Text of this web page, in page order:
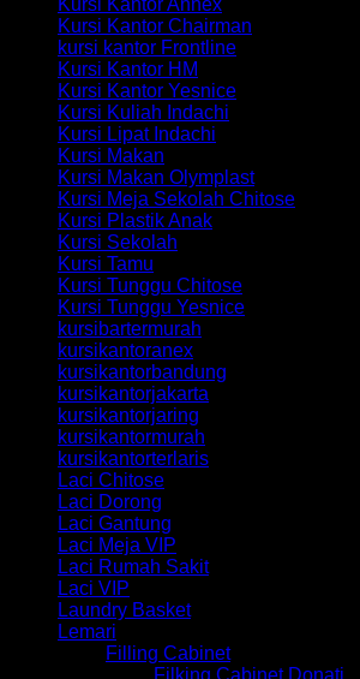
Kursi Kantor Chairman
kursi kantor Frontline
Kursi Kantor HM
Kursi Kantor Yesnice
Kursi Kuliah Indachi
Kursi Lipat Indachi
Kursi Makan
Kursi Makan Olymplast
Kursi Meja Sekolah Chitose
Kursi Plastik Anak
Kursi Sekolah
Kursi Tamu
Kursi Tunggu Chitose
Kursi Tunggu Yesnice
kursibartermurah
kursikantoranex
kursikantorbandung
kursikantorjakarta
kursikantorjaring
kursikantormurah
kursikantorterlaris
Laci Chitose
Laci Dorong
Laci Gantung
Laci Meja VIP
Laci Rumah Sakit
Laci VIP
Laundry Basket
Lemari
Filling Cabinet
Filking Cabinet Donati